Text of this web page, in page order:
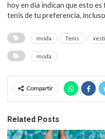
hoy en día indican que esto
tenis de tu preferencia,
moda Tenis
moda
Compartir
Related Posts